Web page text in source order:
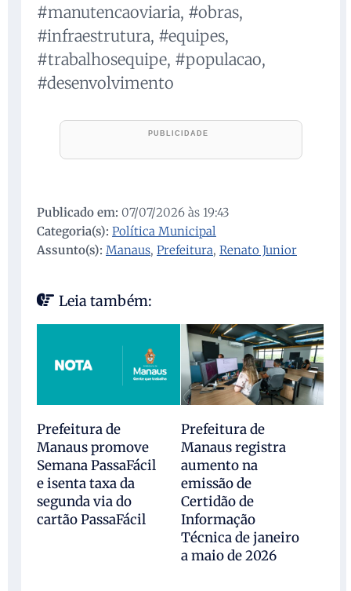
#manutencaoviaria, #obras,
#infraestrutura, #equipes,
#trabalhosequipe, #populacao,
#desenvolvimento
Publicado em: 07/07/2026 às 19:43
Categoria(s): Política Municipal
Assunto(s): Manaus, Prefeitura, Renato Junior
Leia também:
Prefeitura de
Manaus promove
Semana PassaFácil
e isenta taxa da
segunda via do
cartão PassaFácil
Prefeitura de
Manaus registra
aumento na
emissão de
Certidão de
Informação
Técnica de janeiro
a maio de 2026